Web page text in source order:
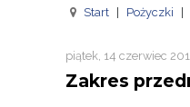
Pożyczki
Start Pożyczki
piątek, 14 czerwiec
Zakres